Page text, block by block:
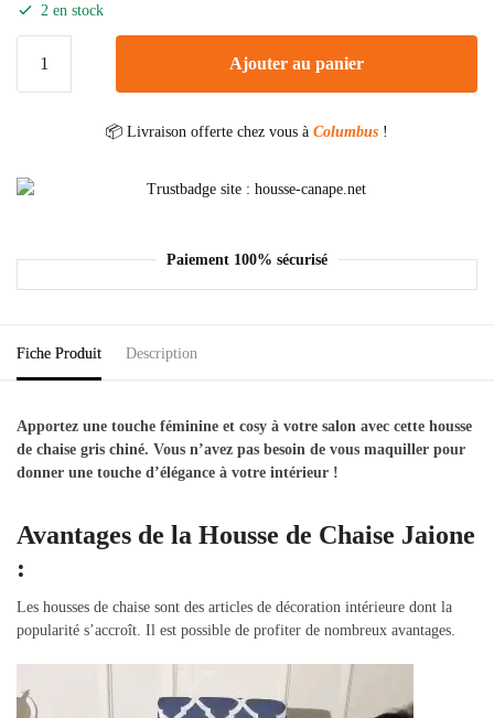
2 en stock
Ajouter au panier
📦 Livraison offerte chez vous à Columbus !
Paiement 100% sécurisé
Fiche Produit Description
Apportez une touche féminine et cosy à votre salon avec cette housse
de chaise gris chiné. Vous n’avez pas besoin de vous maquiller pour
donner une touche d’élégance à votre intérieur !
Avantages de la Housse de Chaise Jaione
:
Les housses de chaise sont des articles de décoration intérieure dont la
popularité s’accroît. Il est possible de profiter de nombreux avantages.